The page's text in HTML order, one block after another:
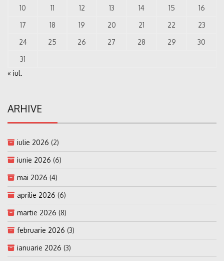
10
11 12 13 14 15
16
17
18 19 20 21 22
23
24
25 26 27 28 29
30
31
« iul.
ARHIVE
iulie 2026 (2)
iunie 2026 (6)
mai 2026 (4)
aprilie 2026 (6)
martie 2026 (8)
februarie 2026 (3)
ianuarie 2026 (3)